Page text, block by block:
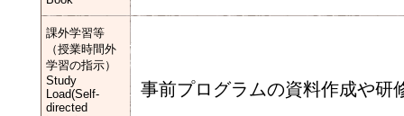
課外学習等
（授業時間外
学習の指示）
Study
Load(Self-
directed
事前プログラムの資料作成や研